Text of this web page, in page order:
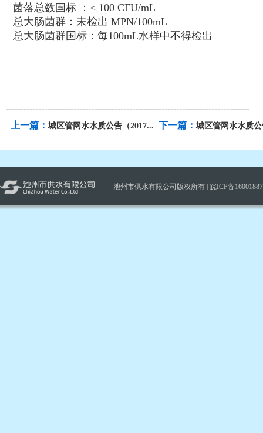
菌落总数国标 ：≤ 100 CFU/mL
总大肠菌群：未检出 MPN/100mL
总大肠菌群国标：每100mL水样中不得检出
-----------------------------------------------------------------------------------
上一篇： 城区管网水水质公告（2017... 下一篇： 城区管网水水质
池州市供水有限公司版权所有 | 皖ICP备